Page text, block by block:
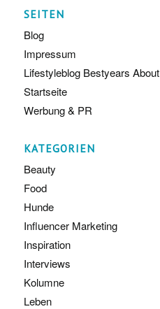
SEITEN
Blog
Impressum
Lifestyleblog Bestyears About
Startseite
Werbung & PR
KATEGORIEN
Beauty
Food
Hunde
Influencer Marketing
Inspiration
Interviews
Kolumne
Leben